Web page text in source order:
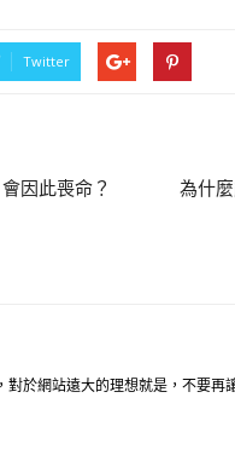
Twitter
因此喪命？
為什
對於網站遠大的理想就是，不要再